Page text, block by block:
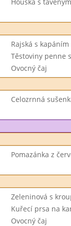
Rajská s kapáním
Těstoviny penne
Ovocný čaj
Celozrnná
Pomazánka z
Zeleninová s
Kuřecí prsa na
Ovocný čaj